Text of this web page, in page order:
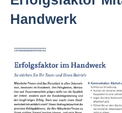
Seminare
Vorträge
Beratungen
Handwerk